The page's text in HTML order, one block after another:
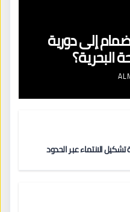
إلى دورية
البحرية؟
الانتماء عبر الحدود